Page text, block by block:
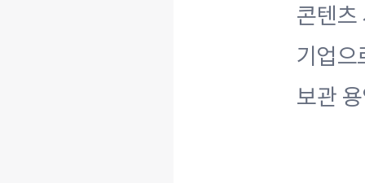
콘텐츠
기업으
보관